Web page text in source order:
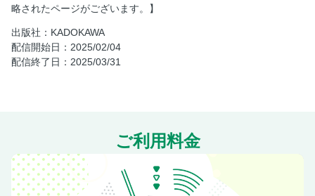
となりの殺し屋ちゃん
ロード・エルメロイⅡ世の事件簿
祖母ドル ～余命わずかのおばあちゃん、若返って孫とアイ
ドルになる～
老いぼれ勇者の異世介護
幽霊さんと不良Ａ
略されたページがございます。】
出版社：KADOKAWA
配信開始日：2025/02/04
配信終了日：2025/03/31
ご利用料金